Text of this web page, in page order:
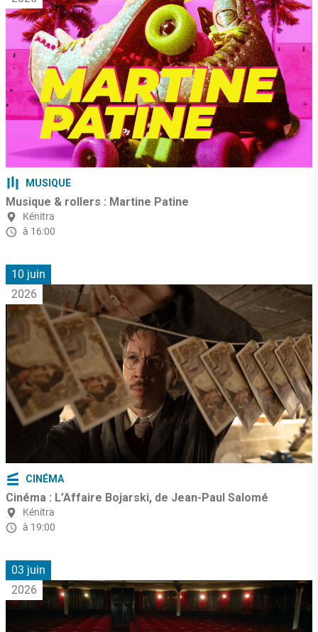
MUSIQUE
Musique & rollers : Martine Patine
Kénitra
à 16:00
10 juin
2026
CINÉMA
Cinéma : L’Affaire Bojarski, de Jean-Paul Salomé
Kénitra
à 19:00
03 juin
2026